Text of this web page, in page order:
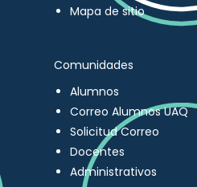
Mapa de sitio
Comunidades
Alumnos
Correo Alumnos UAQ
Solicitud Correo
Docentes
Administrativos